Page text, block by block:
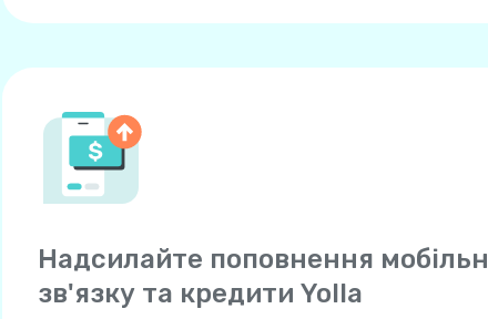
Надсилайте поповнення
зв'язку та кредити Yolla